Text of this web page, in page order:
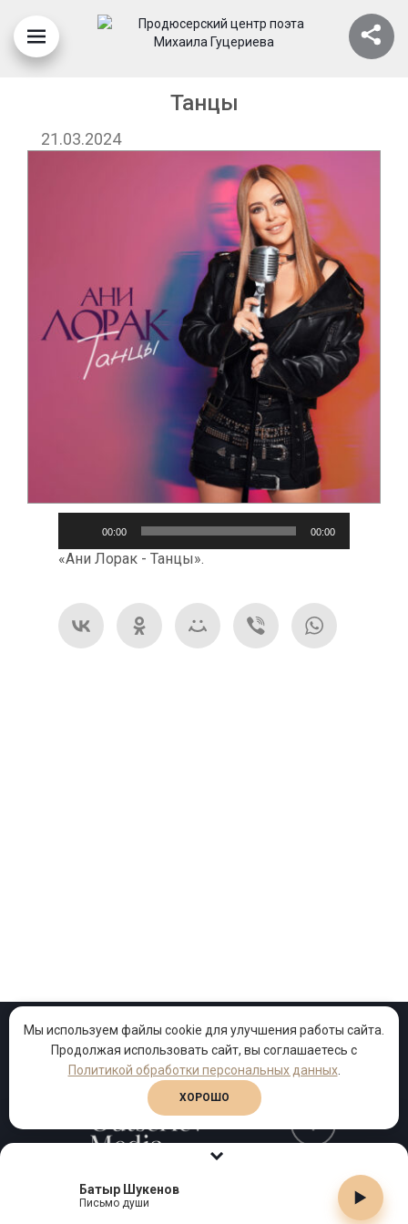
Батыр Шукенов
Письмо души
Танцы
21.03.2024
00:00 00:00
«Ани Лорак - Танцы».
Проекты Песни Клипы
Телефон:+7 (495) 909-99-40
Email:
Мы используем файлы cookie для улучшения работы сайта.
Продолжая использовать сайт, вы соглашаетесь с
Политикой обработки персональных данных.
ХОРОШО